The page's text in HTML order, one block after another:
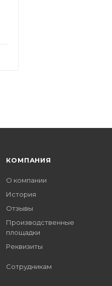
КОМПАНИЯ
О компании
История
Отзывы
Производственные
площадки
Реквизиты
Сотрудникам